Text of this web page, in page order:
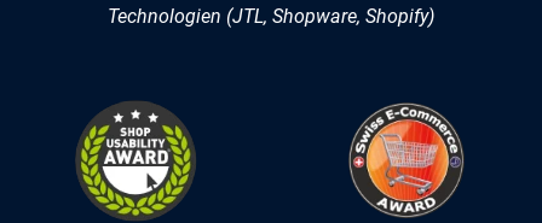
Technologien (JTL, Shopware, Shopify)